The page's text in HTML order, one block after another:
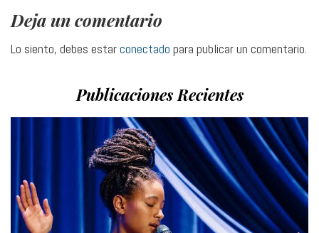
Deja un comentario
Lo siento, debes estarconectado para publicar un comentario.
Publicaciones Recientes